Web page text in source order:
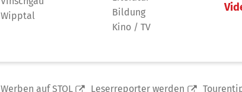
Wipptal
Bildung
Kino / TV
Werben auf STOL Leserreporter werden